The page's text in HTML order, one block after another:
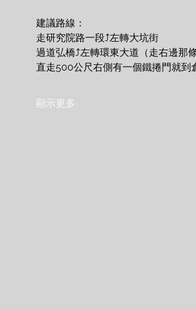
建議路線：
走研究院路一段⤴️左轉大坑街
過道弘橋⤴️左轉環東大道（走右邊那條
直走500公尺右側有一個鐵捲門就到
顯示更多